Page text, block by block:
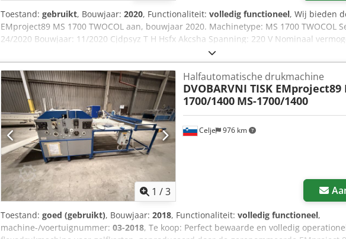
Toestand: gebruikt, Bouwjaar: 2020, Functionaliteit: volledig functioneel, Wij bieden
EMproject89 MS 1700 TWOCOL aan, bouwjaar 2020. Machinetype: MS 1700 TWOCOL
24/2020 Bouwjaar: 11/2020 Cjdpsyz T H Hsfx Akcsha Spanning: 220 V Nominaal
voor flexodruk, kartondruk, golfkarton, verpakking Heeft u vragen of wilt u meer
gerust een bericht of bel ons.
1 /3
Celje 976 km
Halfautomatische drukmachine
DVOBARVNI TISK EMproject89
1700/1400 MS-1700/1400
Toestand: goed (gebruikt), Bouwjaar: 2018, Functionaliteit: volledig functioneel,
machine-/voertuignummer: 03-2018, Te koop: Perfect bewaarde en volledig